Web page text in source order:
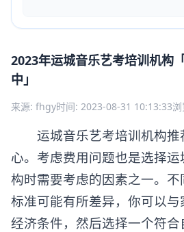
2023年运城音乐艺考培训机构
中」
来源: fhgy时间: 2023-08-31 10:13:33
运城音乐艺考培训机构推
心。考虑费用问题也是选择
构时需要考虑的因素之一。
标准可能有所差异，你可以
经济条件，然后选择一个符